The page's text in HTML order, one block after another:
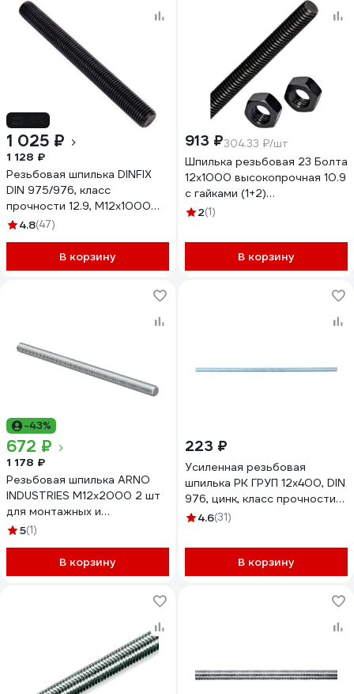
1 025 ₽
1 128 ₽
Резьбовая шпилька DINFIX
DIN 975/976, класс
прочности 12.9, M12x1000
00-0004107
4.8(47)
В корзину
913 ₽304.33 ₽/шт
Шпилька резьбовая 23 Болта
12х1000 высокопрочная 10.9
с гайками (1+2)
2000000380995/г10м12934
2(1)
В корзину
-43%
672 ₽
1 178 ₽
Резьбовая шпилька ARNO
INDUSTRIES М12х2000 2 шт
для монтажных и
строительных работ класс
сталь AC1001202030107
5(1)
В корзину
223 ₽
Усиленная резьбовая
шпилька РК ГРУП 12x400, DIN
976, цинк, класс прочности
6,8, РКГ00003740
4.6(31)
В корзину